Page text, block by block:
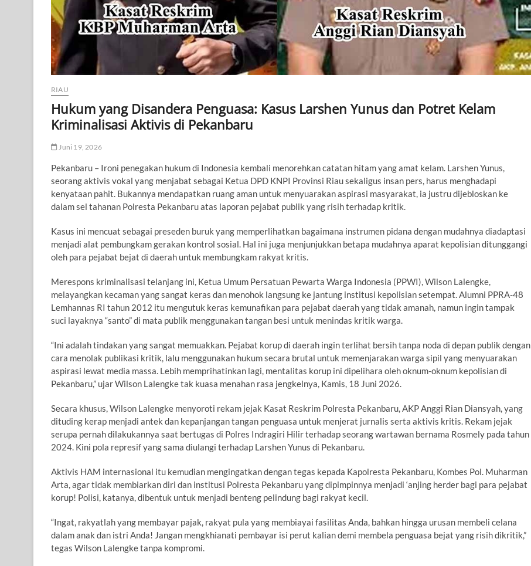
RIAU
Hukum yang Disandera Penguasa: Kasus Larshen Yunus dan Potret Kelam
Kriminalisasi Aktivis di Pekanbaru
Juni 19, 2026
Pekanbaru – Ironi penegakan hukum di Indonesia kembali menorehkan catatan hitam yang amat kelam. Larshen Yunus,
seorang aktivis vokal yang menjabat sebagai Ketua DPD KNPI Provinsi Riau sekaligus insan pers, harus menghadapi
kenyataan pahit. Bukannya mendapatkan ruang aman untuk menyuarakan aspirasi masyarakat, ia justru dijebloskan ke
dalam sel tahanan Polresta Pekanbaru atas laporan pejabat publik yang risih terhadap kritik.
Kasus ini mencuat sebagai preseden buruk yang memperlihatkan bagaimana instrumen pidana dengan mudahnya diadaptasi
menjadi alat pembungkam gerakan kontrol sosial. Hal ini juga menjunjukkan betapa mudahnya aparat kepolisian ditunggangi
oleh para pejabat bejat di daerah untuk membungkam rakyat kritis.
Merespons kriminalisasi telanjang ini, Ketua Umum Persatuan Pewarta Warga Indonesia (PPWI), Wilson Lalengke,
melayangkan kecaman yang sangat keras dan menohok langsung ke jantung institusi kepolisian setempat. Alumni PPRA-48
Lemhannas RI tahun 2012 itu mengutuk keras kemunafikan para pejabat daerah yang tidak amanah, namun ingin tampak
suci layaknya “santo” di mata publik menggunakan tangan besi untuk menindas kritik warga.
“Ini adalah tindakan yang sangat memuakkan. Pejabat korup di daerah ingin terlihat bersih tanpa noda di depan publik dengan
cara menolak publikasi kritik, lalu menggunakan hukum secara brutal untuk memenjarakan warga sipil yang menyuarakan
aspirasi lewat media massa. Lebih memprihatinkan lagi, mentalitas korup ini dipelihara oleh oknum-oknum kepolisian di
Pekanbaru,” ujar Wilson Lalengke tak kuasa menahan rasa jengkelnya, Kamis, 18 Juni 2026.
Secara khusus, Wilson Lalengke menyoroti rekam jejak Kasat Reskrim Polresta Pekanbaru, AKP Anggi Rian Diansyah, yang
dituding kerap menjadi antek dan kepanjangan tangan penguasa untuk menjerat jurnalis serta aktivis kritis. Rekam jejak
serupa pernah dilakukannya saat bertugas di Polres Indragiri Hilir terhadap seorang wartawan bernama Rosmely pada tahun
2024. Kini pola represif yang sama diulangi terhadap Larshen Yunus di Pekanbaru.
Aktivis HAM internasional itu kemudian mengingatkan dengan tegas kepada Kapolresta Pekanbaru, Kombes Pol. Muharman
Arta, agar tidak membiarkan diri dan institusi Polresta Pekanbaru yang dipimpinnya menjadi ‘anjing herder bagi para pejabat
korup! Polisi, katanya, dibentuk untuk menjadi benteng pelindung bagi rakyat kecil.
“Ingat, rakyatlah yang membayar pajak, rakyat pula yang membiayai fasilitas Anda, bahkan hingga urusan membeli celana
dalam anak dan istri Anda! Jangan mengkhianati pembayar isi perut kalian demi membela penguasa bejat yang risih dikritik,”
tegas Wilson Lalengke tanpa kompromi.